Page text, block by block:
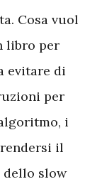
Cosa vuol
libro per
evitare di
per
i
il
dello slow